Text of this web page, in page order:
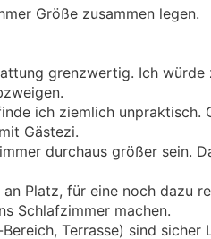
Größe zusammen legen.
grenzwertig. Ich
ich ziemlich unpraktisch.
Gästezi.
durchaus größer sein.
Platz, für eine noch dazu
Schlafzimmer machen.
Terrasse) sind sicher